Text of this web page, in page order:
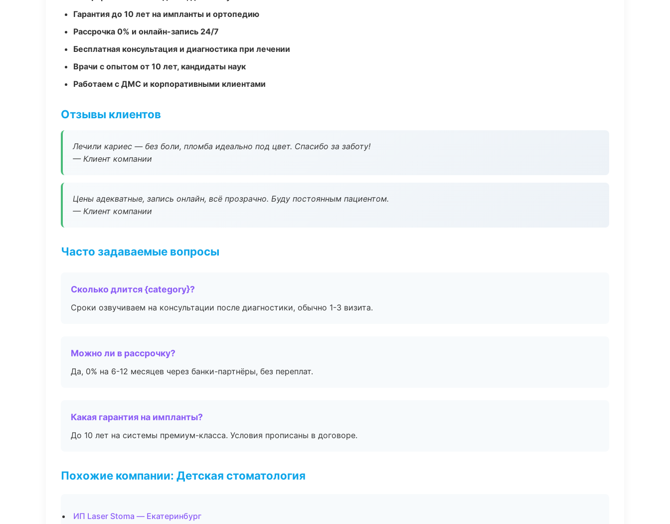
Гарантия до 10 лет на импланты и ортопедию
Рассрочка 0% и онлайн-запись 24/7
Бесплатная консультация и диагностика при лечении
Врачи с опытом от 10 лет, кандидаты наук
Работаем с ДМС и корпоративными клиентами
Отзывы клиентов
Лечили кариес — без боли, пломба идеально под цвет. Спасибо за заботу!
— Клиент компании
Цены адекватные, запись онлайн, всё прозрачно. Буду постоянным пациентом.
— Клиент компании
Часто задаваемые вопросы
Сколько длится {category}?
Сроки озвучиваем на консультации после диагностики, обычно 1-3 визита.
Можно ли в рассрочку?
Да, 0% на 6-12 месяцев через банки-партнёры, без переплат.
Какая гарантия на импланты?
До 10 лет на системы премиум-класса. Условия прописаны в договоре.
Похожие компании: Детская стоматология
ИП Laser Stoma — Екатеринбург